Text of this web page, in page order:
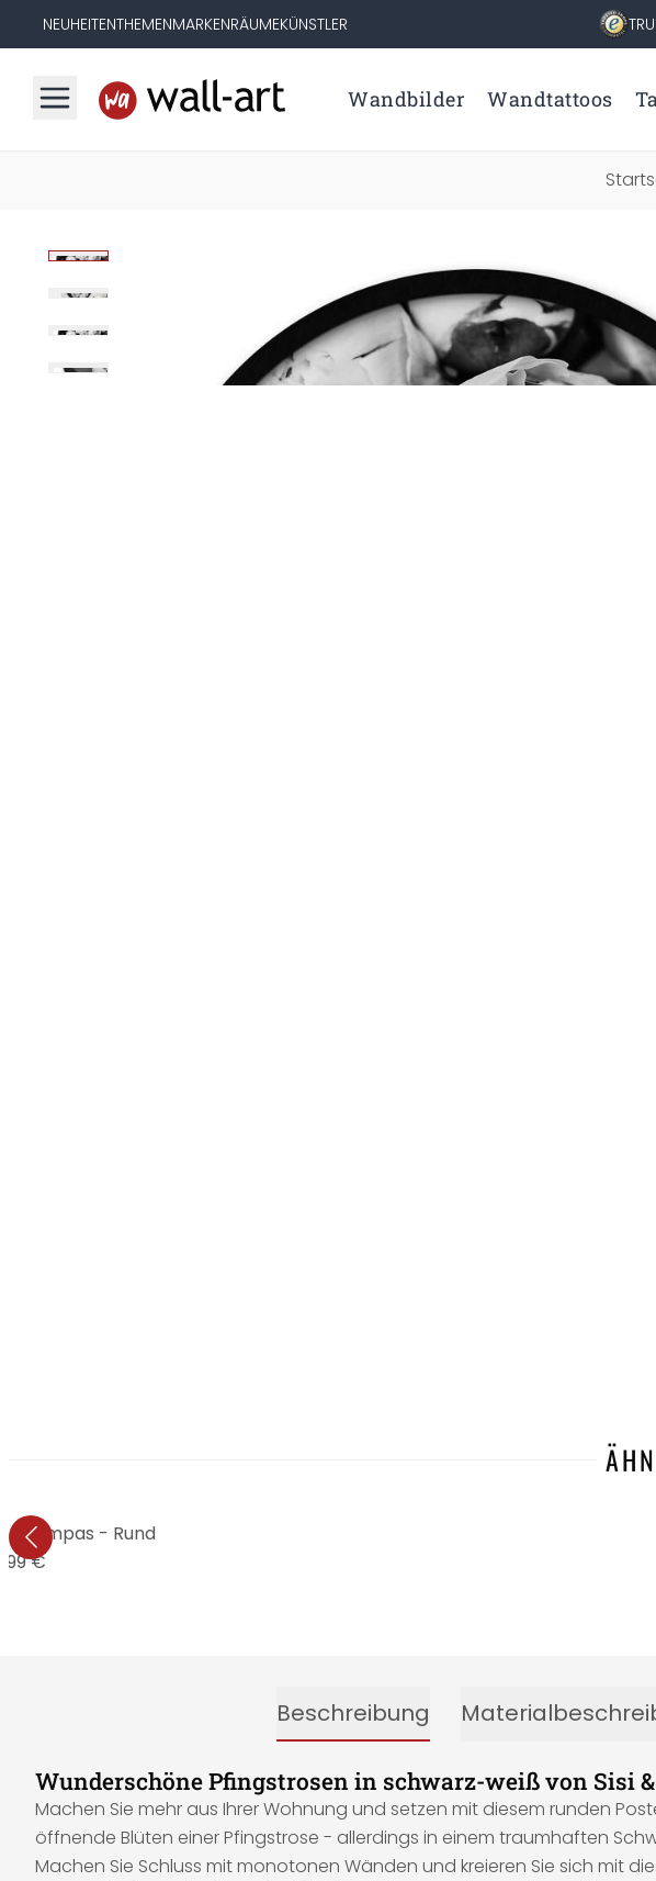
NEUHEITENTHEMENMARKENRÄUMEKÜNSTLER
Wandbilder Wandtattoos
- Pampas - Rund
€
Beschreibung
Wunderschöne Pfingstrosen in schwarz-weiß von Sisi &
Machen Sie mehr aus Ihrer Wohnung und setzen mit diesem runden
öffnende Blüten einer Pfingstrose - allerdings in einem traumhaften
Machen Sie Schluss mit monotonen Wänden und kreieren Sie sich mit